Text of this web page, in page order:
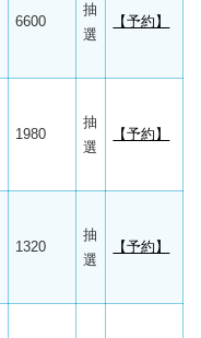
6600
抽
選
【予約】
1980
抽
選
【予約】
1320
抽
選
【予約】